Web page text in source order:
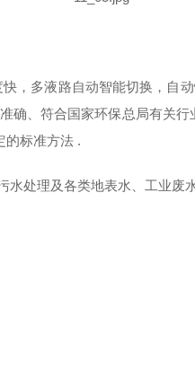
，多液路自动智能切换，自
确、符合国家环保总局有关
的标准方法.
处理及各类地表水、工业废